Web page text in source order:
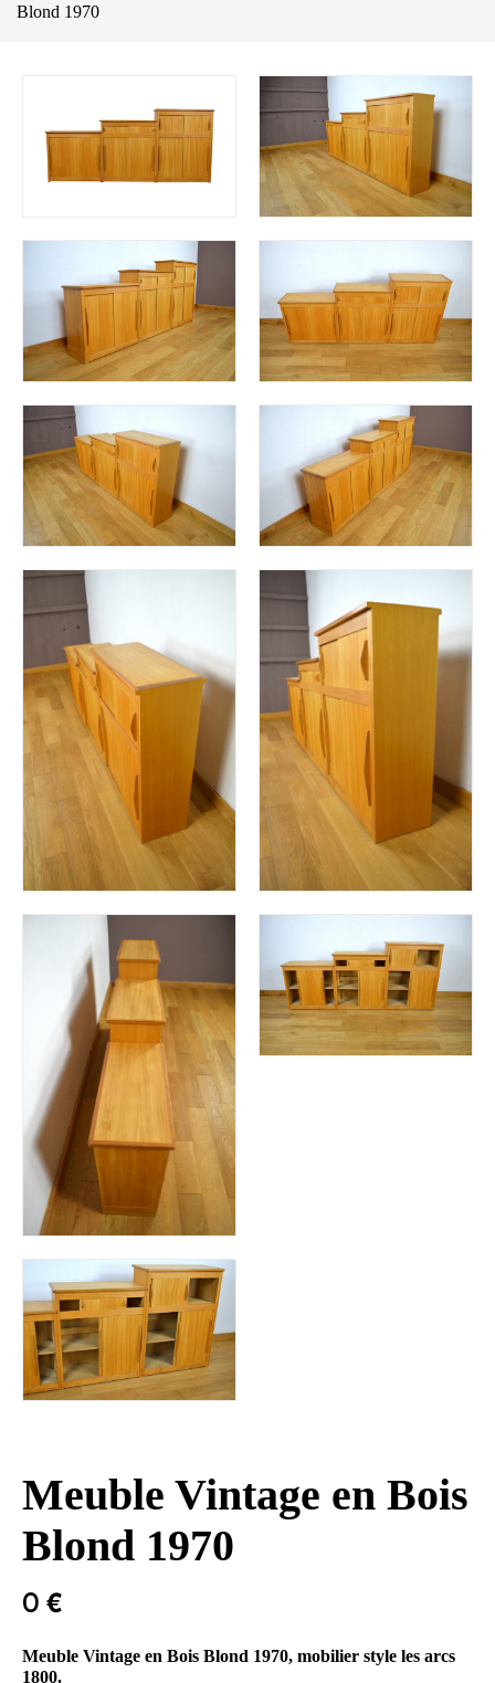
Blond 1970
Meuble Vintage en Bois
Blond 1970
0 €
Meuble Vintage en Bois Blond 1970, mobilier style les arcs
1800.